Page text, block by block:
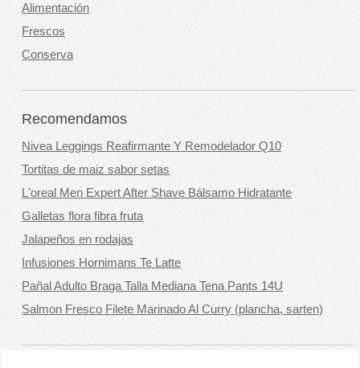
Alimentación
Frescos
Conserva
Recomendamos
Nivea Leggings Reafirmante Y Remodelador Q10
Tortitas de maiz sabor setas
L'oreal Men Expert After Shave Bálsamo Hidratante
Galletas flora fibra fruta
Jalapeños en rodajas
Infusiones Hornimans Te Latte
Pañal Adulto Braga Talla Mediana Tena Pants 14U
Salmon Fresco Filete Marinado Al Curry (plancha, sarten)